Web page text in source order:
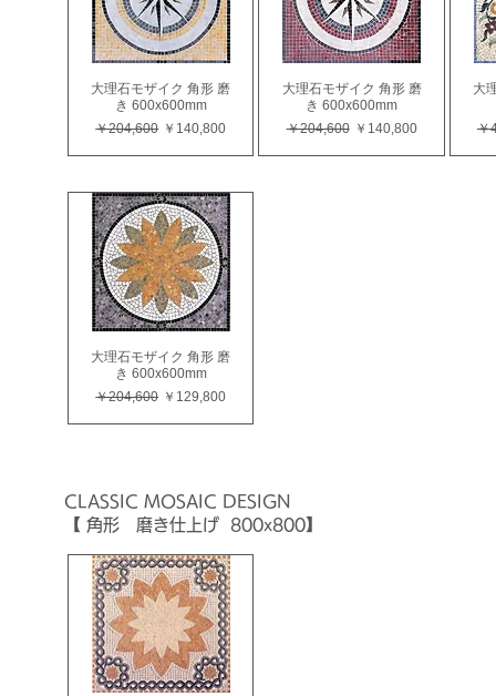
大理石モザイク 角形 磨
き 600x600mm
通常価格
￥204,600 セール価格
￥140,800
大理石モザイク 角形 磨
き 600x600mm
通常価格
￥204,600 セール価格
￥140,800
大
通
￥
大理石モザイク 角形 磨
き 600x600mm
通常価格
￥204,600 セール価格
￥129,800
CLASSIC MOSAIC DESIGN
【 角形 磨き仕上げ 800x800】